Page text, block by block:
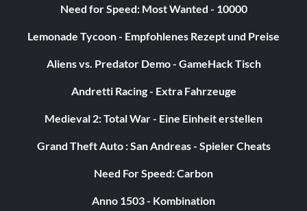
Need for Speed: Most Wanted - 10000
Lemonade Tycoon - Empfohlenes Rezept und Preise
Aliens vs. Predator Demo - GameHack Tisch
Andretti Racing - Extra Fahrzeuge
Medieval 2: Total War - Eine Einheit erstellen
Grand Theft Auto : San Andreas - Spieler Cheats
Need For Speed: Carbon
Anno 1503 - Kombination